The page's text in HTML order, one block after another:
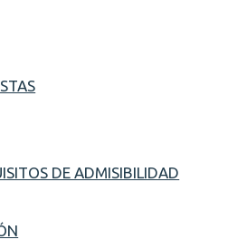
DE ADMISIBILIDAD